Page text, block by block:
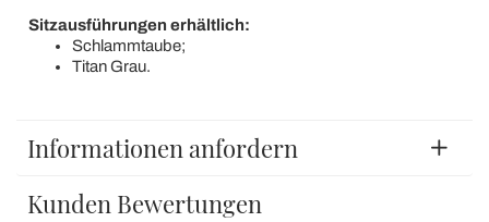
Sitzausführungen erhältlich:
Schlammtaube;
Titan Grau.
Informationen anfordern
Kunden Bewertungen